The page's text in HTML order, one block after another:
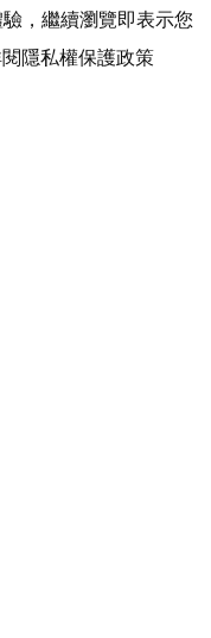
，繼續瀏覽即表示您
隱私權保護政策